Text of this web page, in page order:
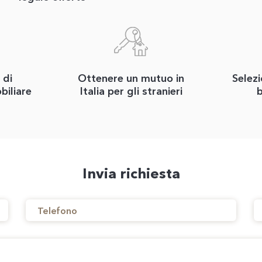
di
Ottenere un mutuo in
Italia per gli stranieri
Invia richiesta